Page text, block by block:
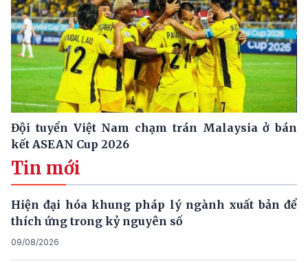
Đội tuyển Việt Nam chạm trán Malaysia ở bán
kết ASEAN Cup 2026
Tin mới
Hiện đại hóa khung pháp lý ngành xuất bản để
thích ứng trong kỷ nguyên số
09/08/2026